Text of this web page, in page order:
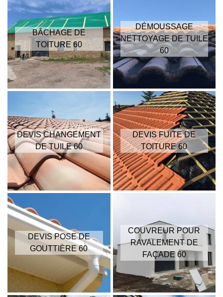
BÂCHAGE DE
TOITURE 60
DÉMOUSSAGE
NETTOYAGE DE TUILE
60
DEVIS CHANGEMENT
DE TUILE 60
DEVIS FUITE DE
TOITURE 60
DEVIS POSE DE
GOUTTIÈRE 60
COUVREUR POUR
RAVALEMENT DE
FAÇADE 60